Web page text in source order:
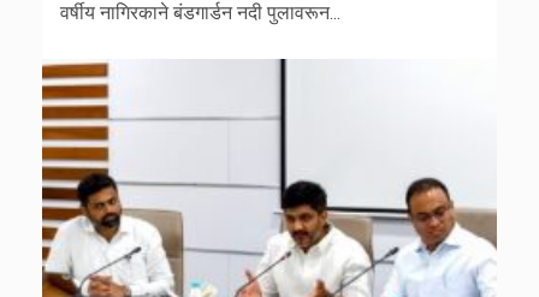
वर्षीय नागिरकाने बंडगार्डन नदी पुलावरून...